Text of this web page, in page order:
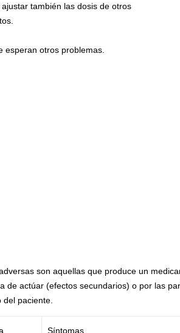
también las dosis de otros
esperan otros problemas.
son aquellas que produce un
de actúar (efectos secundarios) o por las
del paciente.
Síntomas